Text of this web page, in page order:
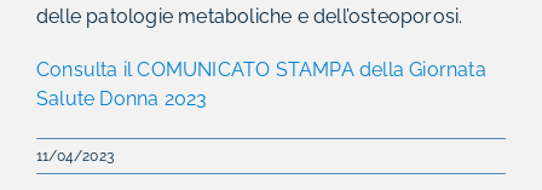
delle patologie metaboliche e dell’osteoporosi.
Consulta il COMUNICATO STAMPA della Giornata
Salute Donna 2023
11/04/2023